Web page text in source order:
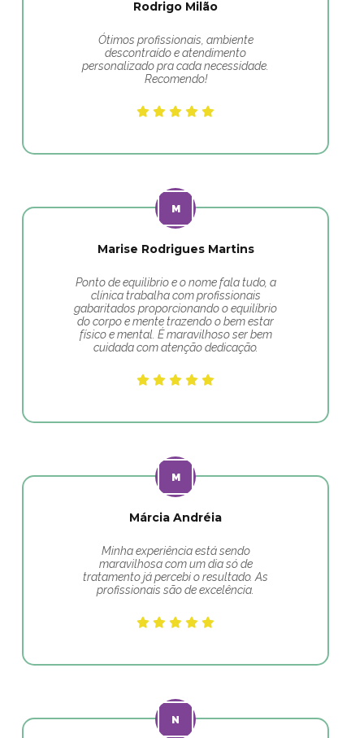
Rodrigo Milão
Ótimos profissionais, ambiente
descontraído e atendimento
personalizado pra cada necessidade.
Recomendo!
Marise Rodrigues Martins
Ponto de equilibrio e o nome fala tudo, a
clínica trabalha com profissionais
gabaritados proporcionando o equilíbrio
do corpo e mente trazendo o bem estar
físico e mental. É maravilhoso ser bem
cuidada com atenção dedicação.
Márcia Andréia
Minha experiência está sendo
maravilhosa com um dia só de
tratamento já percebi o resultado. As
profissionais são de excelência.